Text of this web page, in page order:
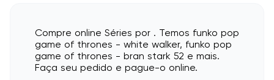
Compre online Séries por . Temos funko pop
game of thrones - white walker, funko pop
game of thrones - bran stark 52 e mais.
Faça seu pedido e pague-o online.